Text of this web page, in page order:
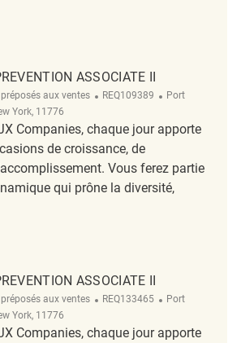
Associate II REQ118568
ASSOCIATE II
aux ventes REQ109389
Port
York, 11776
Companies, chaque jour apporte
de croissance, de
Vous ferez partie
qui prône la diversité,
Associate II REQ109389
ASSOCIATE II
aux ventes REQ133465
Port
York, 11776
Companies, chaque jour apporte